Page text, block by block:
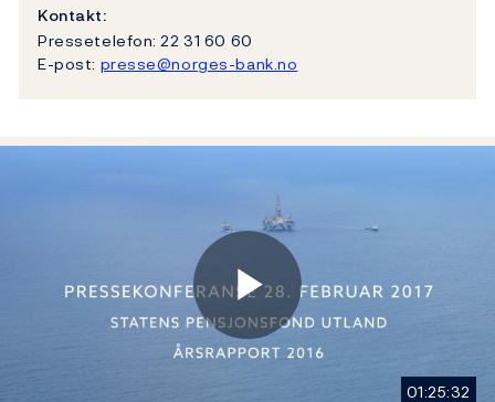
Kontakt:
Pressetelefon: 22 31 60 60
E-post: presse@norges-bank.no
Play
01:25:32